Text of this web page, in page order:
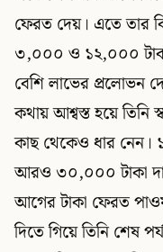
ফেরত দেয়। এতে তার
৩,০০০ ও ১২,০০০
বেশি লাভের প্রলোভন
কথায় আশ্বস্ত হয়ে তিনি
কাছ থেকেও ধার নেন।
আরও ৩০,০০০ টাকা
আগের টাকা ফেরত
দিতে গিয়ে তিনি শেষ